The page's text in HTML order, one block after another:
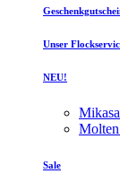
Unser
NEU!
Sale